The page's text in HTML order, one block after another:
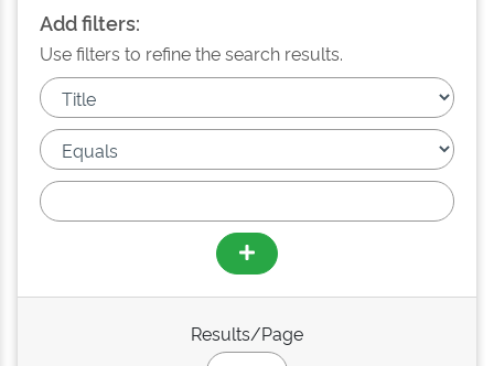
Add filters:
Use filters to refine the search results.
Results/Page